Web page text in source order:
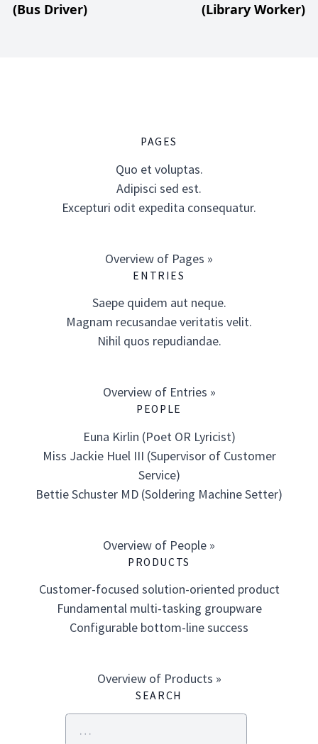
(Bus Driver)
(Library Worker)
PAGES
Quo et voluptas.
Adipisci sed est.
Excepturi odit expedita consequatur.
Overview of Pages »
ENTRIES
Saepe quidem aut neque.
Magnam recusandae veritatis velit.
Nihil quos repudiandae.
Overview of Entries »
PEOPLE
Euna Kirlin (Poet OR Lyricist)
Miss Jackie Huel III (Supervisor of Customer
Service)
Bettie Schuster MD (Soldering Machine Setter)
Overview of People »
PRODUCTS
Customer-focused solution-oriented product
Fundamental multi-tasking groupware
Configurable bottom-line success
Overview of Products »
SEARCH